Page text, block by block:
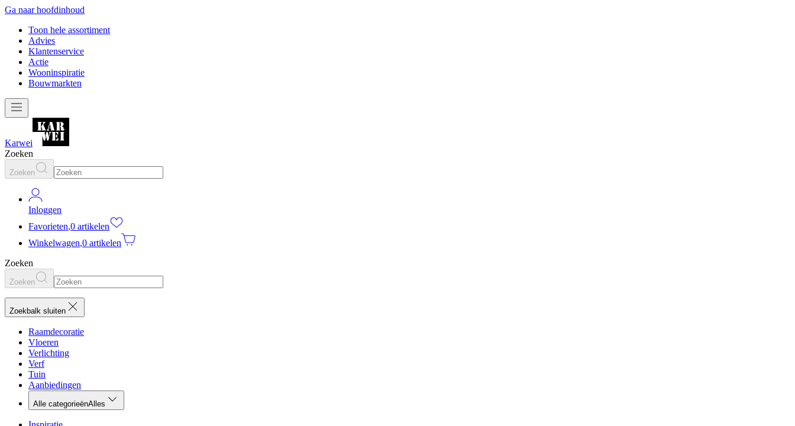
Ga naar hoofdinhoud
Toon hele assortiment
Advies
Klantenservice
Actie
Wooninspiratie
Bouwmarkten
Karwei
Zoeken
Zoeken
Inloggen
Favorieten,0 artikelen
Winkelwagen,0 artikelen
Zoeken
Zoeken
Zoekbalk sluiten
Raamdecoratie
Vloeren
Verlichting
Verf
Tuin
Aanbiedingen
Alle categorieënAlles